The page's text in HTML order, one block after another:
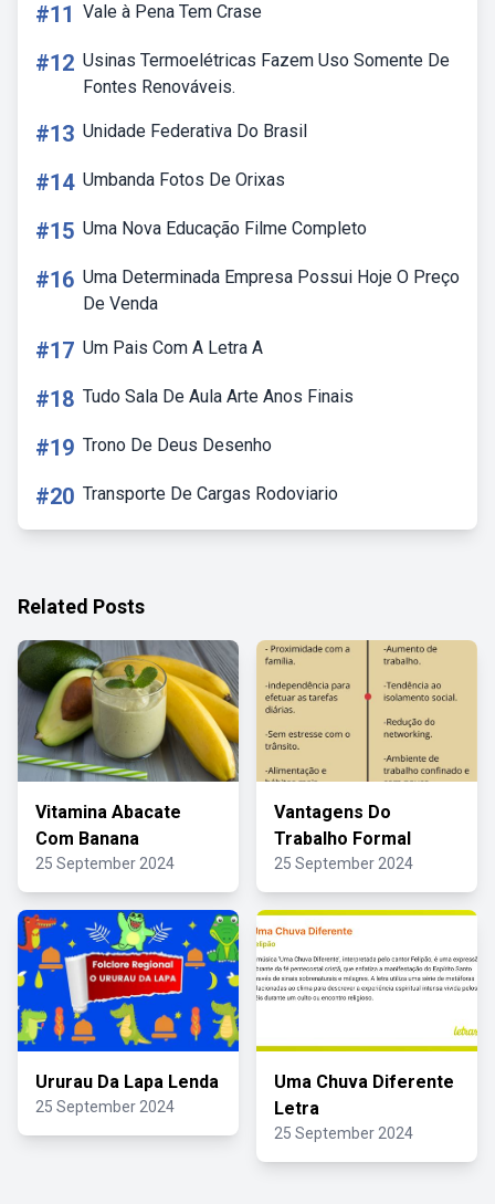
#11 Vale à Pena Tem Crase
#12 Usinas Termoelétricas Fazem Uso Somente De
Fontes Renováveis.
#13 Unidade Federativa Do Brasil
#14 Umbanda Fotos De Orixas
#15 Uma Nova Educação Filme Completo
#16 Uma Determinada Empresa Possui Hoje O Preço
De Venda
#17 Um Pais Com A Letra A
#18 Tudo Sala De Aula Arte Anos Finais
#19 Trono De Deus Desenho
#20 Transporte De Cargas Rodoviario
Related Posts
Vitamina Abacate
Com Banana
25 September 2024
Vantagens Do
Trabalho Formal
25 September 2024
Ururau Da Lapa Lenda
25 September 2024
Uma Chuva Diferente
Letra
25 September 2024